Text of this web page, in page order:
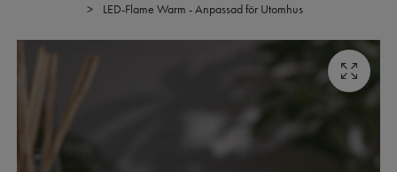
LED-Flame Warm - Anpassad för Utomhus